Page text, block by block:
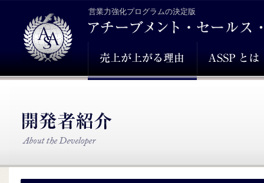
営業力強化プログラムの決定版